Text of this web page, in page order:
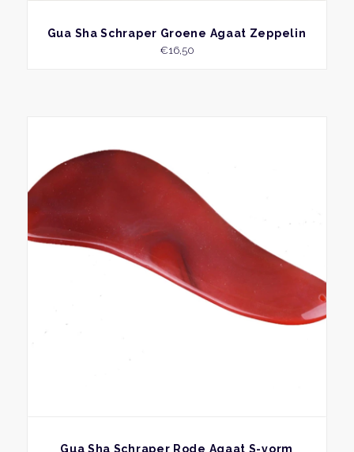
BEKIJK
Gua Sha Schraper Groene Agaat Zeppelin
€16,50
BEKIJK
Gua Sha Schraper Rode Agaat S-vorm